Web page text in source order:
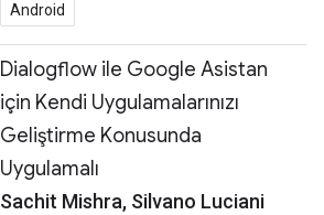
Android
Dialogflow ile Google Asistan
için Kendi Uygulamalarınızı
Geliştirme Konusunda
Uygulamalı
Sachit Mishra, Silvano Luciani